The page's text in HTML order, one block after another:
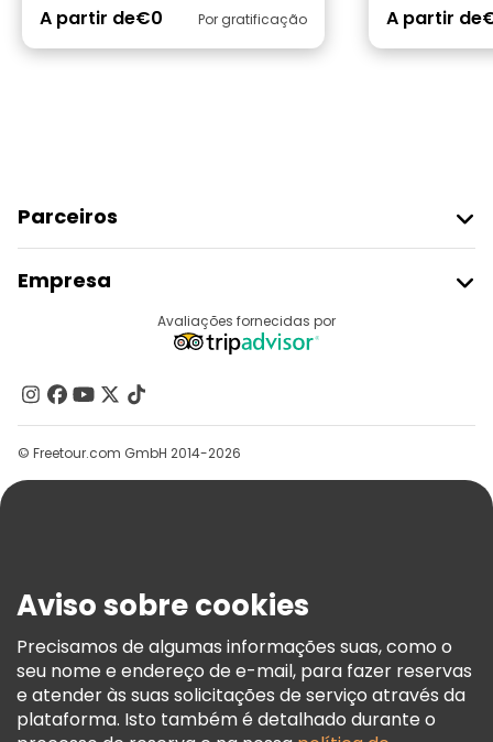
A partir de€0 Por gratificação A partir de
Parceiros
Registo Do Fornecedor
Programa De Afiliados
Empresa
Contacte-Nos
Grupos
Ajuda
Termos E Informações Legais
Política De Cookies
Freetour Prémios
Programa De Fidelidade
Avaliações fornecidas por
© Freetour.com GmbH 2014-2026
Aviso sobre cookies
Precisamos de algumas informações suas, como o
seu nome e endereço de e-mail, para fazer reservas
e atender às suas solicitações de serviço através da
plataforma. Isto também é detalhado durante o